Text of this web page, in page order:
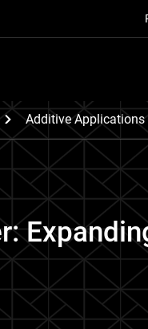
Additive